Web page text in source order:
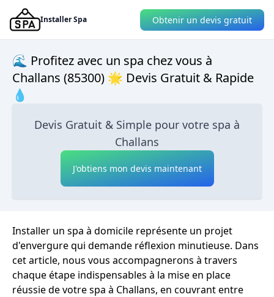
Installer Spa Obtenir un devis gratuit
🌊 Profitez avec un spa chez vous à
Challans (85300) 🌟 Devis Gratuit & Rapide
💧
Devis Gratuit & Simple pour votre spa à
Challans
J'obtiens mon devis maintenant
Installer un spa à domicile représente un projet
d'envergure qui demande réflexion minutieuse. Dans
cet article, nous vous accompagnerons à travers
chaque étape indispensables à la mise en place
réussie de votre spa à Challans, en couvrant entre